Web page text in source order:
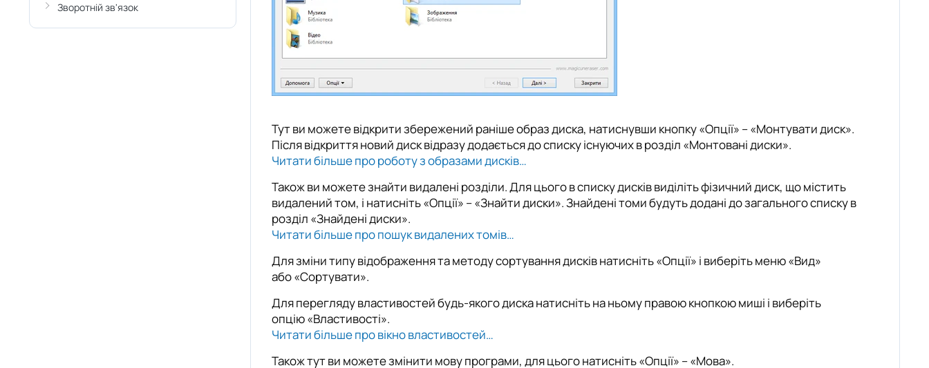
Тут ви можете відкрити збережений раніше образ диска, натиснувши кнопку «Опції» – «Монтувати диск».
Після відкриття новий диск відразу додається до списку існуючих в розділ «Монтовані диски».
Читати більше про роботу з образами дисків…
Також ви можете знайти видалені розділи. Для цього в списку дисків виділіть фізичний диск, що містить
видалений том, і натисніть «Опції» – «Знайти диски». Знайдені томи будуть додані до загального списку в
розділ «Знайдені диски».
Читати більше про пошук видалених томів…
Для зміни типу відображення та методу сортування дисків натисніть «Опції» і виберіть меню «Вид»
або «Сортувати».
Для перегляду властивостей будь-якого диска натисніть на ньому правою кнопкою миші і виберіть
опцію «Властивості».
Читати більше про вікно властивостей…
Також тут ви можете змінити мову програми, для цього натисніть «Опції» – «Мова».
Зворотній зв'язок